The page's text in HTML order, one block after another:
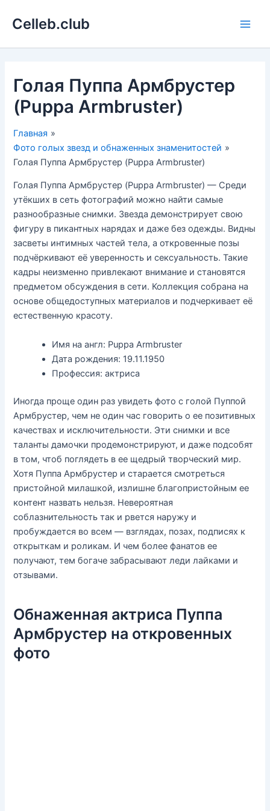
Celleb.club
Голая Пуппа Армбрустер
(Puppa Armbruster)
Главная
Фото голых звезд и обнаженных знаменитостей
Голая Пуппа Армбрустер (Puppa Armbruster)
Голая Пуппа Армбрустер (Puppa Armbruster) — Среди
утёкших в сеть фотографий можно найти самые
разнообразные снимки. Звезда демонстрирует свою
фигуру в пикантных нарядах и даже без одежды. Видны
засветы интимных частей тела, а откровенные позы
подчёркивают её уверенность и сексуальность. Такие
кадры неизменно привлекают внимание и становятся
предметом обсуждения в сети. Коллекция собрана на
основе общедоступных материалов и подчеркивает её
естественную красоту.
Имя на англ: Puppa Armbruster
Дата рождения: 19.11.1950
Профессия: актриса
Иногда проще один раз увидеть фото с голой Пуппой
Армбрустер, чем не один час говорить о ее позитивных
качествах и исключительности. Эти снимки и все
таланты дамочки продемонстрируют, и даже подсобят
в том, чтоб поглядеть в ее щедрый творческий мир.
Хотя Пуппа Армбрустер и старается смотреться
пристойной милашкой, излишне благопристойным ее
контент назвать нельзя. Невероятная
соблазнительность так и рвется наружу и
пробуждается во всем — взглядах, позах, подписях к
открыткам и роликам. И чем более фанатов ее
получают, тем богаче забрасывают леди лайками и
отзывами.
Обнаженная актриса Пуппа
Армбрустер на откровенных
фото